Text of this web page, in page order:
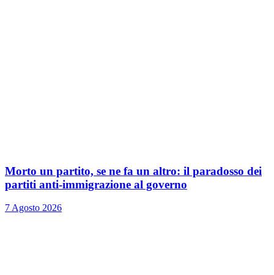
Morto un partito, se ne fa un altro: il paradosso dei
partiti anti-immigrazione al governo
7 Agosto 2026